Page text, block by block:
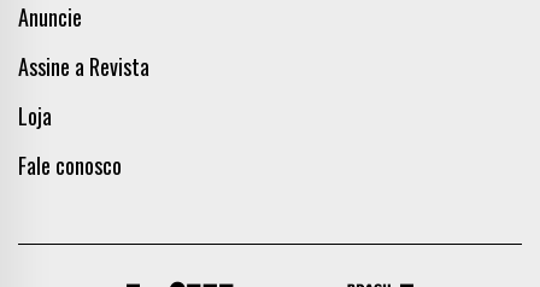
Anuncie
Assine a Revista
Loja
Fale conosco